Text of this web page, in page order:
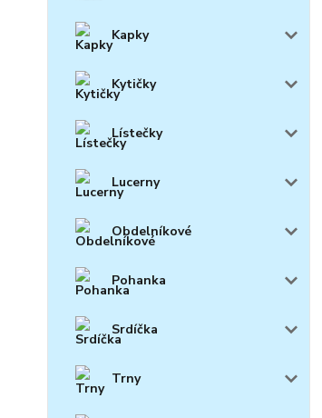
Kapky
Kytičky
Lístečky
Lucerny
Obdelníkové
Pohanka
Srdíčka
Trny